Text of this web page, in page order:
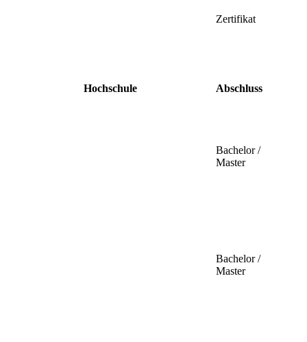
Zertifikat
Hochschule Abschluss
Bachelor /
Master
Bachelor /
Master